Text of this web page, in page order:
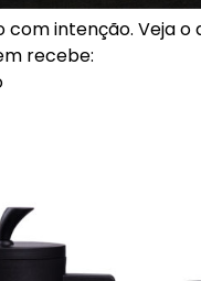
com intenção. Veja o
recebe: